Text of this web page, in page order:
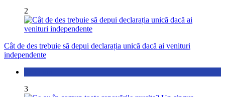
2
Cât de des trebuie să depui declarația unică dacă ai venituri
independente
3